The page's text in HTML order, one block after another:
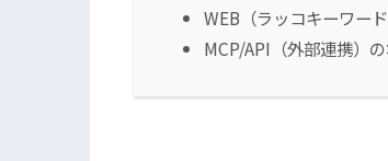
WEB（ラッコキーワー
MCP/API（外部連携）